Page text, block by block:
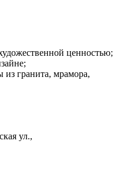
ценностью;
из гранита, мрамора,
ул.,